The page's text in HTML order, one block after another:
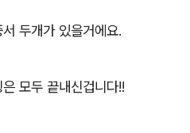
두개가 있을거에요.
모두 끝내신겁니다!!